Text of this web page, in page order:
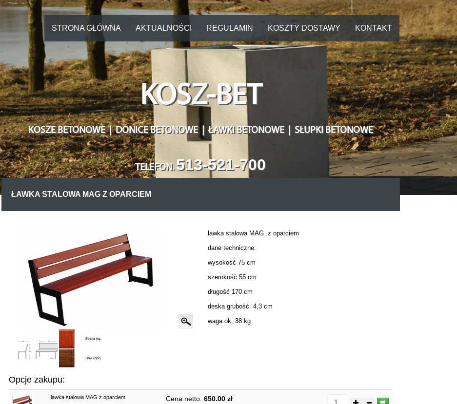
STRONA GŁÓWNA AKTUALNOŚCI REGULAMIN KOSZTY DOSTAWY KONTAKT
KOSZ-BET
KOSZE BETONOWE | DONICE BETONOWE | ŁAWKI BETONOWE | SŁUPKI BETONOWE
TELEFON.513-521-700
ŁAWKA STALOWA MAG Z OPARCIEM
ławka stalowa MAG z oparciem
dane techniczne:
wysokość 75 cm
szerokość 55 cm
długość 170 cm
deska grubość 4,3 cm
waga ok. 38 kg
Opcje zakupu:
ławka stalowa MAG z oparciem Cena netto: 650.00 zł